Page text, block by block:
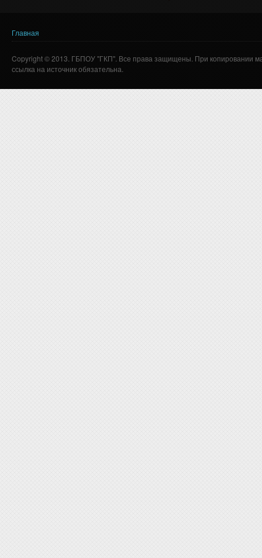
Вы здесь
Главная
Copyright © 2013. ГБПОУ "ГКП". Все права защищены. При копировании
ссылка на источник обязательна.